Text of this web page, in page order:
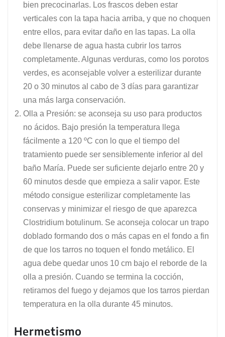
bien precocinarlas. Los frascos deben estar
verticales con la tapa hacia arriba, y que no choquen
entre ellos, para evitar daño en las tapas. La olla
debe llenarse de agua hasta cubrir los tarros
completamente. Algunas verduras, como los porotos
verdes, es aconsejable volver a esterilizar durante
20 o 30 minutos al cabo de 3 días para garantizar
una más larga conservación.
Olla a Presión: se aconseja su uso para productos
no ácidos. Bajo presión la temperatura llega
fácilmente a 120 ºC con lo que el tiempo del
tratamiento puede ser sensiblemente inferior al del
baño María. Puede ser suficiente dejarlo entre 20 y
60 minutos desde que empieza a salir vapor. Este
método consigue esterilizar completamente las
conservas y minimizar el riesgo de que aparezca
Clostridium botulinum. Se aconseja colocar un trapo
doblado formando dos o más capas en el fondo a fin
de que los tarros no toquen el fondo metálico. El
agua debe quedar unos 10 cm bajo el reborde de la
olla a presión. Cuando se termina la cocción,
retiramos del fuego y dejamos que los tarros pierdan
temperatura en la olla durante 45 minutos.
Hermetismo